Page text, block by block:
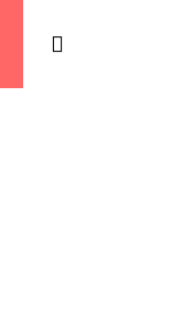
SCHARFE